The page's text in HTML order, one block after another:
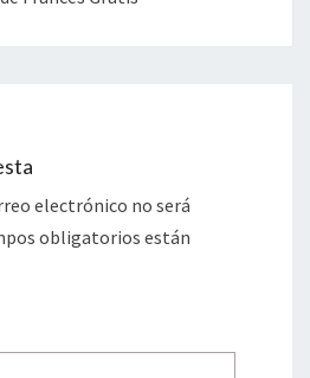
electrónico no será
obligatorios están